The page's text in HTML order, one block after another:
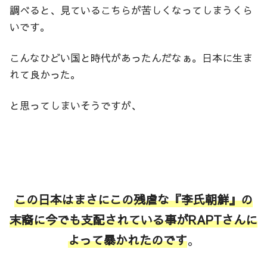
調べると、見ているこちらが苦しくなってしまうくら
いです。
こんなひどい国と時代があったんだなぁ。日本に生ま
れて良かった。
と思ってしまいそうですが、
この日本はまさにこの残虐な『李氏朝鮮』の
末裔に今でも支配されている事がRAPTさんに
よって暴かれたのです。